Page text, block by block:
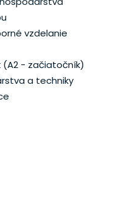
vzdelanie
(A2 - začiatočník)
a techniky